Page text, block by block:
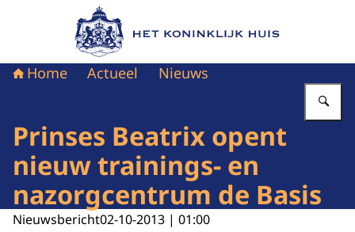
Naar de homepage van Het Koninklijk Huis
Home Actueel Nieuws
Prinses Beatrix opent
nieuw trainings- en
nazorgcentrum de Basis
Nieuwsbericht02-10-2013 | 01:00